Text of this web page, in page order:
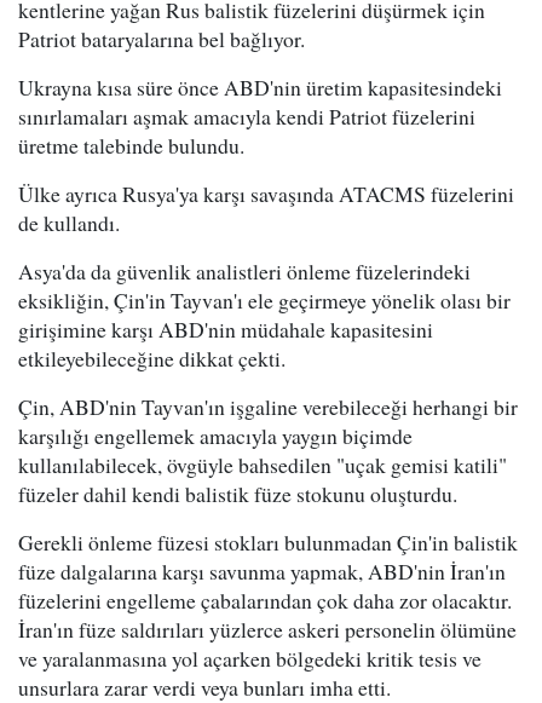
kentlerine yağan Rus balistik füzelerini düşürmek için
Patriot bataryalarına bel bağlıyor.
Ukrayna kısa süre önce ABD'nin üretim kapasitesindeki
sınırlamaları aşmak amacıyla kendi Patriot füzelerini
üretme talebinde bulundu.
Ülke ayrıca Rusya'ya karşı savaşında ATACMS füzelerini
de kullandı.
Asya'da da güvenlik analistleri önleme füzelerindeki
eksikliğin, Çin'in Tayvan'ı ele geçirmeye yönelik olası bir
girişimine karşı ABD'nin müdahale kapasitesini
etkileyebileceğine dikkat çekti.
Çin, ABD'nin Tayvan'ın işgaline verebileceği herhangi bir
karşılığı engellemek amacıyla yaygın biçimde
kullanılabilecek, övgüyle bahsedilen "uçak gemisi katili"
füzeler dahil kendi balistik füze stokunu oluşturdu.
Gerekli önleme füzesi stokları bulunmadan Çin'in balistik
füze dalgalarına karşı savunma yapmak, ABD'nin İran'ın
füzelerini engelleme çabalarından çok daha zor olacaktır.
İran'ın füze saldırıları yüzlerce askeri personelin ölümüne
ve yaralanmasına yol açarken bölgedeki kritik tesis ve
unsurlara zarar verdi veya bunları imha etti.